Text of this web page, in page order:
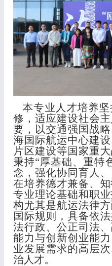
本专业人才培养
修，适应建设社会
要，以交通强国战
海国际航运中心建
片区建设等国家重
秉持“厚基础、重特
念，强化协同育人
在培养德才兼备、
专业理论基础和职
构尤其是航运法律
国际规则，具备依
法行政、公正司法
能力与创新创业能
业发展需求的高层
治人才。